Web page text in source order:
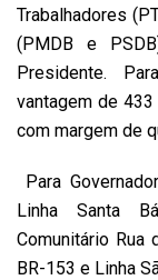
Trabalhadores
(PMDB e
Presidente.
vantagem de
com margem de
Para
Linha Santa
Comunitário Rua
BR-153 e Linha